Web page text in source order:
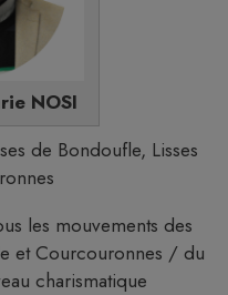
NOSI
de Bondoufle, Lisses
les mouvements des
et Courcouronnes / du
charismatique